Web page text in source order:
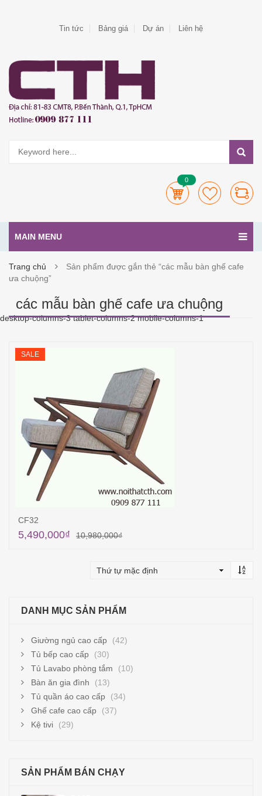
Tin tức Bảng giá Dự án Liên hệ
0
MAIN MENU
Trang chủ
Sản phẩm được gắn thẻ “các mẫu bàn ghế cafe
ưa chuộng”
các mẫu bàn ghế cafe ưa chuộng
desktop-columns-3 tablet-columns-2 mobile-columns-1
SALE
CF32
10,980,000₫
5,490,000₫
DANH MỤC SẢN PHẨM
Giường ngủ cao cấp
(42)
Tủ bếp cao cấp
(30)
Tủ Lavabo phòng tắm
(10)
Bàn ăn gia đình
(13)
Tủ quần áo cao cấp
(34)
Ghế cafe cao cấp
(37)
Kệ tivi
(29)
SẢN PHẨM BÁN CHẠY